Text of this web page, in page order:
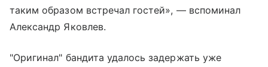
таким образом встречал гостей», — вспоминал
Александр Яковлев.
"Оригинал" бандита удалось задержать уже